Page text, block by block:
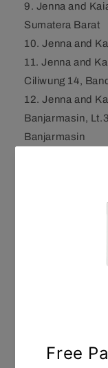
Jenna and
Sumatera Barat
Jenna and
Jenna and
Ciliwung 14,
Jenna and
Banjarmasin,
Banjarmasin
– 39. Jl.
Kecamatan
Kalimantan
Jenna and
Banjarbaru,
Yogyakarta,